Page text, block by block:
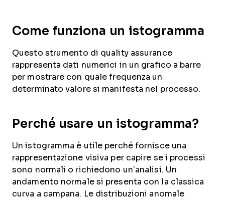
Come funziona un istogramma
Questo strumento di quality assurance
rappresenta dati numerici in un grafico a barre
per mostrare con quale frequenza un
determinato valore si manifesta nel processo.
Perché usare un istogramma?
Un istogramma è utile perché fornisce una
rappresentazione visiva per capire se i processi
sono normali o richiedono un’analisi. Un
andamento normale si presenta con la classica
curva a campana. Le distribuzioni anomale